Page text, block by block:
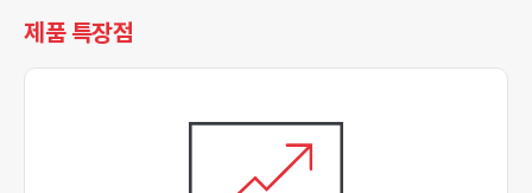
제품 특장점